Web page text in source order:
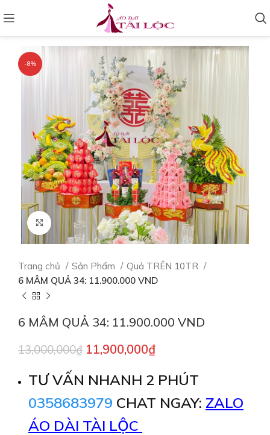
-8%
Click to enlarge
Trang chủ Sản Phẩm
Quả TRÊN 10TR
6 MÂM QUẢ 34: 11.900.000 VND
6 MÂM QUẢ 34: 11.900.000 VND
13,000,000₫ 11,900,000₫
TƯ VẤN NHANH 2 PHÚT
0358683979 CHAT NGAY: ZALO
ÁO DÀI TÀI LỘC